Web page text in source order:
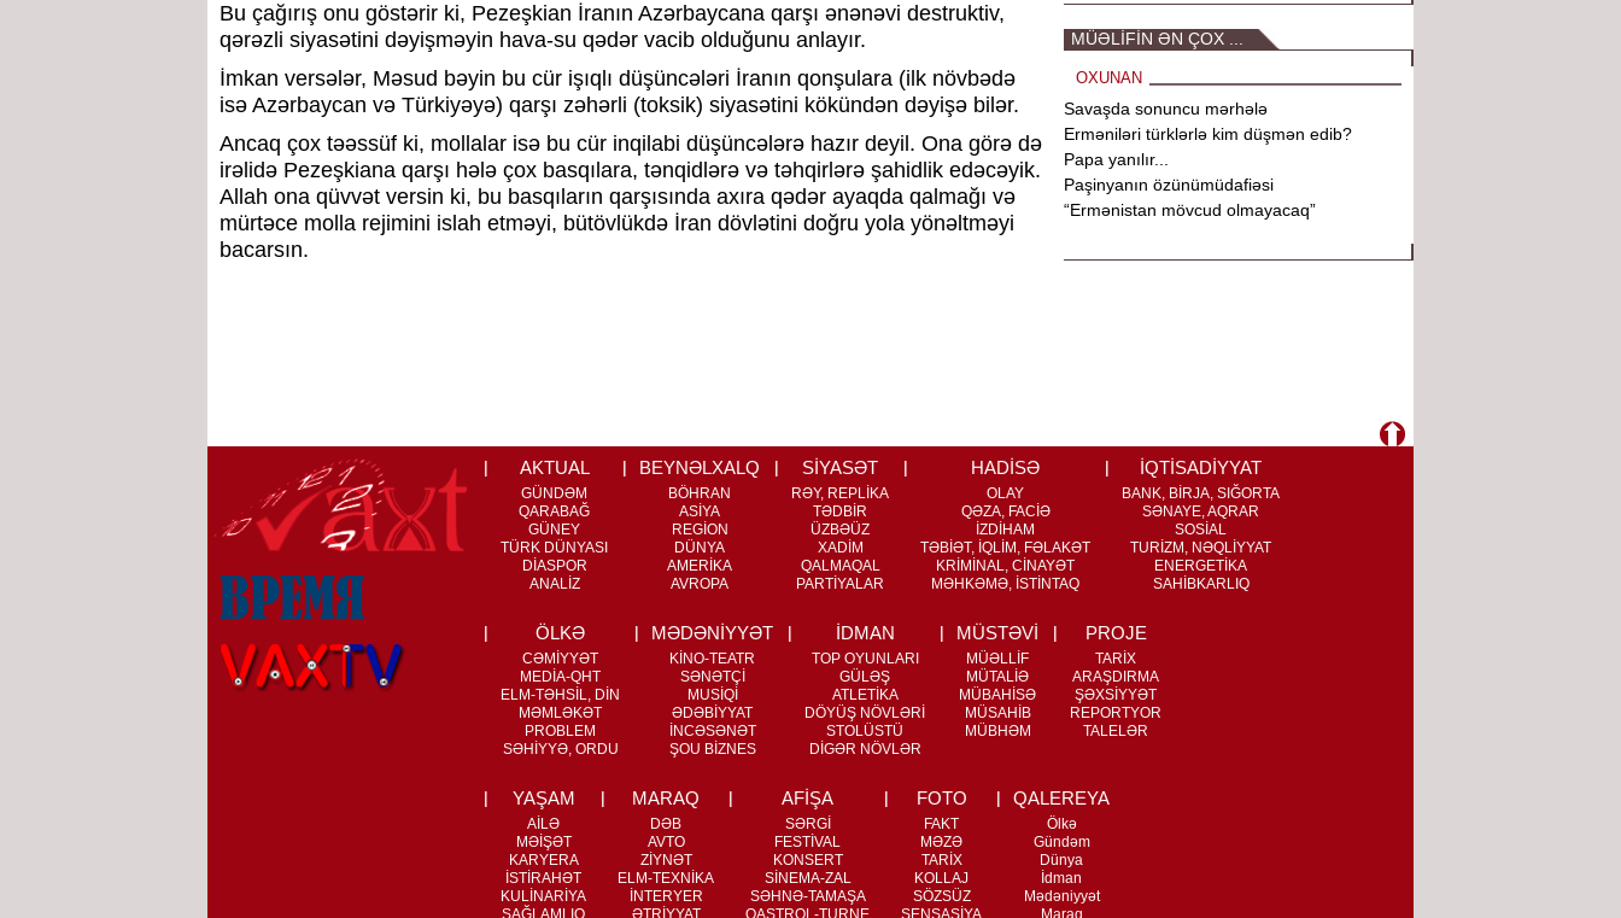
Bu çağırış onu göstərir ki, Pezeşkian İranın Azərbaycana qarşı ənənəvi destruktiv,
qərəzli siyasətini dəyişməyin hava-su qədər vacib olduğunu anlayır.
İmkan versələr, Məsud bəyin bu cür işıqlı düşüncələri İranın qonşulara (ilk növbədə
isə Azərbaycan və Türkiyəyə) qarşı zəhərli (toksik) siyasətini kökündən dəyişə bilər.
Ancaq çox təəssüf ki, mollalar isə bu cür inqilabi düşüncələrə hazır deyil. Ona görə də
irəlidə Pezeşkiana qarşı hələ çox basqılara, tənqidlərə və təhqirlərə şahidlik edəcəyik.
Allah ona qüvvət versin ki, bu basqıların qarşısında axıra qədər ayaqda qalmağı və
mürtəce molla rejimini islah etməyi, bütövlükdə İran dövlətini doğru yola yönəltməyi
bacarsın.
MÜƏLİFİN ƏN ÇOX ...
OXUNAN
Savaşda sonuncu mərhələ
Erməniləri türklərlə kim düşmən edib?
Papa yanılır...
Paşinyanın özünümüdafiəsi
“Ermənistan mövcud olmayacaq”
AKTUAL
GÜNDƏM
QARABAĞ
GÜNEY
TÜRK DÜNYASI
DİASPOR
ANALİZ
BEYNƏLXALQ
BÖHRAN
ASİYA
REGİON
DÜNYA
AMERİKA
AVROPA
SİYASƏT
RƏY, REPLİKA
TƏDBİR
ÜZBƏÜZ
XADİM
QALMAQAL
PARTİYALAR
HADİSƏ
OLAY
QƏZA, FACİƏ
İZDİHAM
TƏBİƏT, İQLİM, FƏLAKƏT
KRİMİNAL, CİNAYƏT
MƏHKƏMƏ, İSTİNTAQ
İQTİSADİYYAT
BANK, BİRJA, SIĞORTA
SƏNAYE, AQRAR
SOSİAL
TURİZM, NƏQLİYYAT
ENERGETİKA
SAHİBKARLIQ
ÖLKƏ
CƏMİYYƏT
MEDİA-QHT
ELM-TƏHSİL, DİN
MƏMLƏKƏT
PROBLEM
SƏHİYYƏ, ORDU
MƏDƏNİYYƏT
KİNO-TEATR
SƏNƏTÇİ
MUSİQİ
ƏDƏBİYYAT
İNCƏSƏNƏT
ŞOU BİZNES
İDMAN
TOP OYUNLARI
GÜLƏŞ
ATLETİKA
DÖYÜŞ NÖVLƏRİ
STOLÜSTÜ
DİGƏR NÖVLƏR
MÜSTƏVİ
MÜƏLLİF
MÜTALİƏ
MÜBAHİSƏ
MÜSAHİB
MÜBHƏM
PROJE
TARİX
ARAŞDIRMA
ŞƏXSİYYƏT
REPORTYOR
TALELƏR
YAŞAM
AİLƏ
MƏİŞƏT
KARYERA
İSTİRAHƏT
KULİNARİYA
SAĞLAMLIQ
MARAQ
DƏB
AVTO
ZİYNƏT
ELM-TEXNİKA
İNTERYER
ƏTRİYYAT
AFİŞA
SƏRGİ
FESTİVAL
KONSERT
SİNEMA-ZAL
SƏHNƏ-TAMAŞA
QASTROL-TURNE
FOTO
FAKT
MƏZƏ
TARİX
KOLLAJ
SÖZSÜZ
SENSASİYA
QALEREYA
Ölkə
Gündəm
Dünya
İdman
Mədəniyyət
Maraq